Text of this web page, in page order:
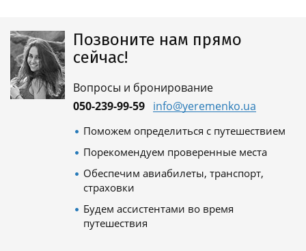
Позвоните нам прямо
сейчас!
Вопросы и бронирование
050-239-99-59 info@yeremenko.ua
Поможем определиться с путешествием
Порекомендуем проверенные места
Обеспечим авиабилеты, транспорт,
страховки
Будем ассистентами во время
путешествия